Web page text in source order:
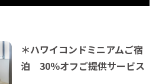
＊ハワイコンドミニアムご宿
泊 30％オフご提供サービス